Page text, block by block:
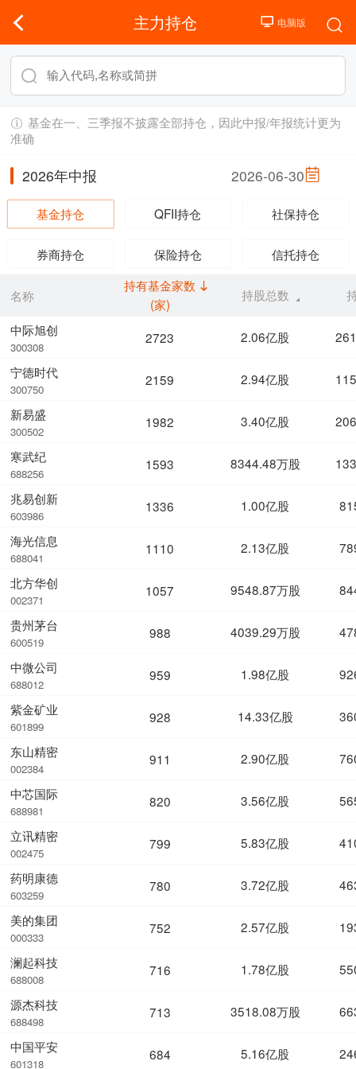
主力持仓
基金在一、三季报不披露全部持仓，因此中报/年报统计更为
准确
2026年中报 2026-06-30
基金持仓 QFII持仓 社保持仓
券商持仓 保险持仓 信托持仓
名称
中际旭创
300308
宁德时代
300750
新易盛
300502
寒武纪
688256
兆易创新
603986
海光信息
688041
北方华创
002371
贵州茅台
600519
中微公司
688012
紫金矿业
601899
东山精密
002384
中芯国际
688981
立讯精密
002475
药明康德
603259
美的集团
000333
澜起科技
688008
源杰科技
688498
中国平安
601318
持有基金家数
(家)
持股总数
2723 2.06亿股
2159 2.94亿股
1982 3.40亿股
1593 8344.48万股
1336 1.00亿股
1110 2.13亿股
1057 9548.87万股
988 4039.29万股
959 1.98亿股
928 14.33亿股
911 2.90亿股
820 3.56亿股
799 5.83亿股
780 3.72亿股
752 2.57亿股
716 1.78亿股
713 3518.08万股
684 5.16亿股